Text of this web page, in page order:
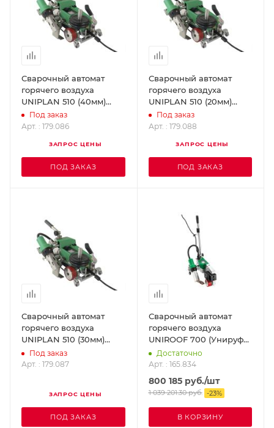
Сварочный автомат
горячего воздуха
UNIPLAN 510 (40мм)
LEISTER 179.086
Под заказ
Арт. : 179.086
ЗАПРОС ЦЕНЫ
ПОД ЗАКАЗ
Сварочный автомат
горячего воздуха
UNIPLAN 510 (20мм)
LEISTER 179.088
Под заказ
Арт. : 179.088
ЗАПРОС ЦЕНЫ
ПОД ЗАКАЗ
Сварочный автомат
горячего воздуха
UNIPLAN 510 (30мм)
LEISTER 179.087
Под заказ
Арт. : 179.087
ЗАПРОС ЦЕНЫ
ПОД ЗАКАЗ
Сварочный автомат
горячего воздуха
UNIROOF 700 (Унируф
700) LEISTER 165.834
Достаточно
Арт. : 165.834
800 185руб./шт
1 039 201.30руб. -23%
В КОРЗИНУ